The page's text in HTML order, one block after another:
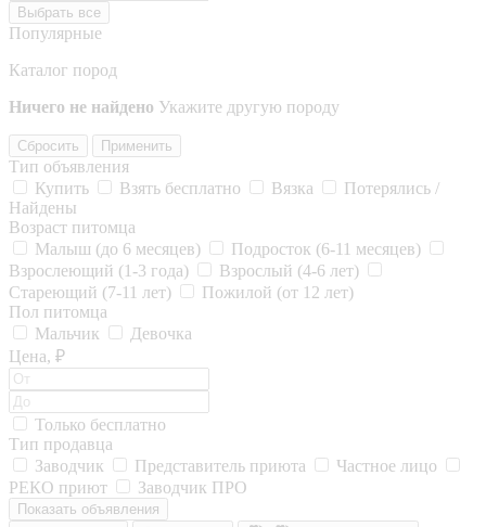
Выбрать все
Популярные
Каталог пород
Ничего не найдено Укажите другую породу
Сбросить Применить
Тип объявления
Купить
Взять бесплатно Вязка
Потерялись /
Найдены
Возраст питомца
Малыш (до 6 месяцев)
Подросток (6-11 месяцев)
Взрослеющий (1-3 года)
Взрослый (4-6 лет)
Стареющий (7-11 лет)
Пожилой (от 12 лет)
Пол питомца
Мальчик
Девочка
Цена, ₽
Только бесплатно
Тип продавца
Заводчик
Представитель приюта
Частное лицо
РЕКО приют
Заводчик ПРО
Показать объявления